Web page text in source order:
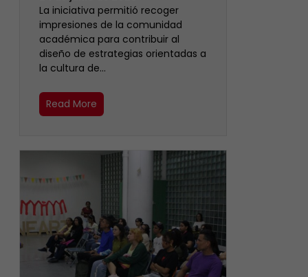
La iniciativa permitió recoger
impresiones de la comunidad
académica para contribuir al
diseño de estrategias orientadas a
la cultura de…
Read More